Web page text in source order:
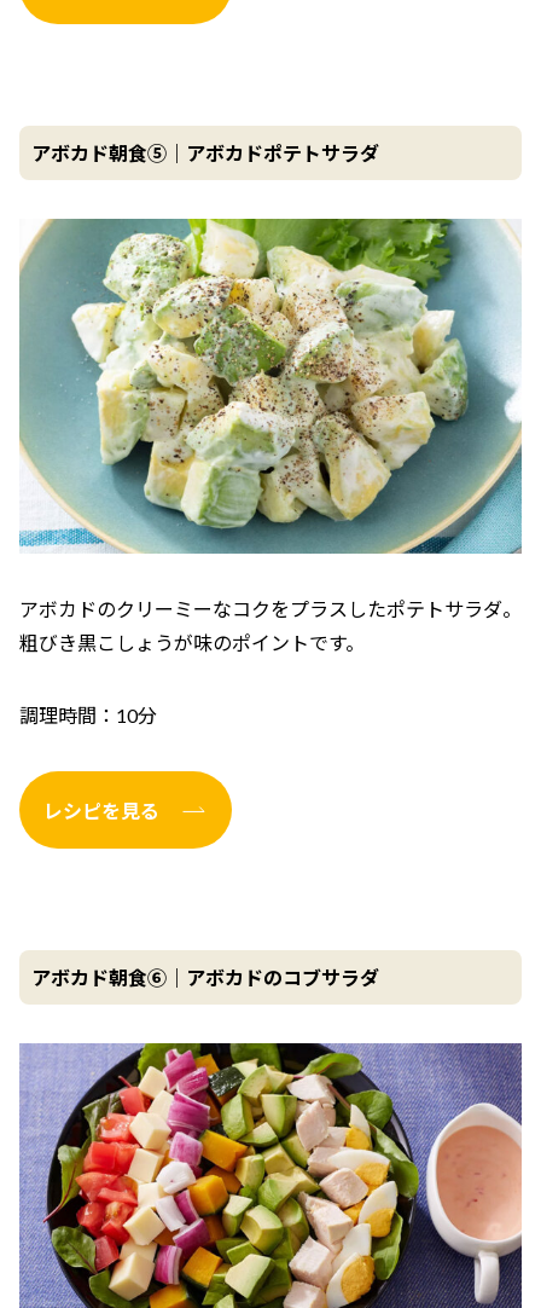
アボカド朝食⑤｜アボカドポテトサラダ
アボカドのクリーミーなコクをプラスしたポテトサラダ。
粗びき黒こしょうが味のポイントです。
調理時間：10分
レシピを見る
アボカド朝食⑥｜アボカドのコブサラダ